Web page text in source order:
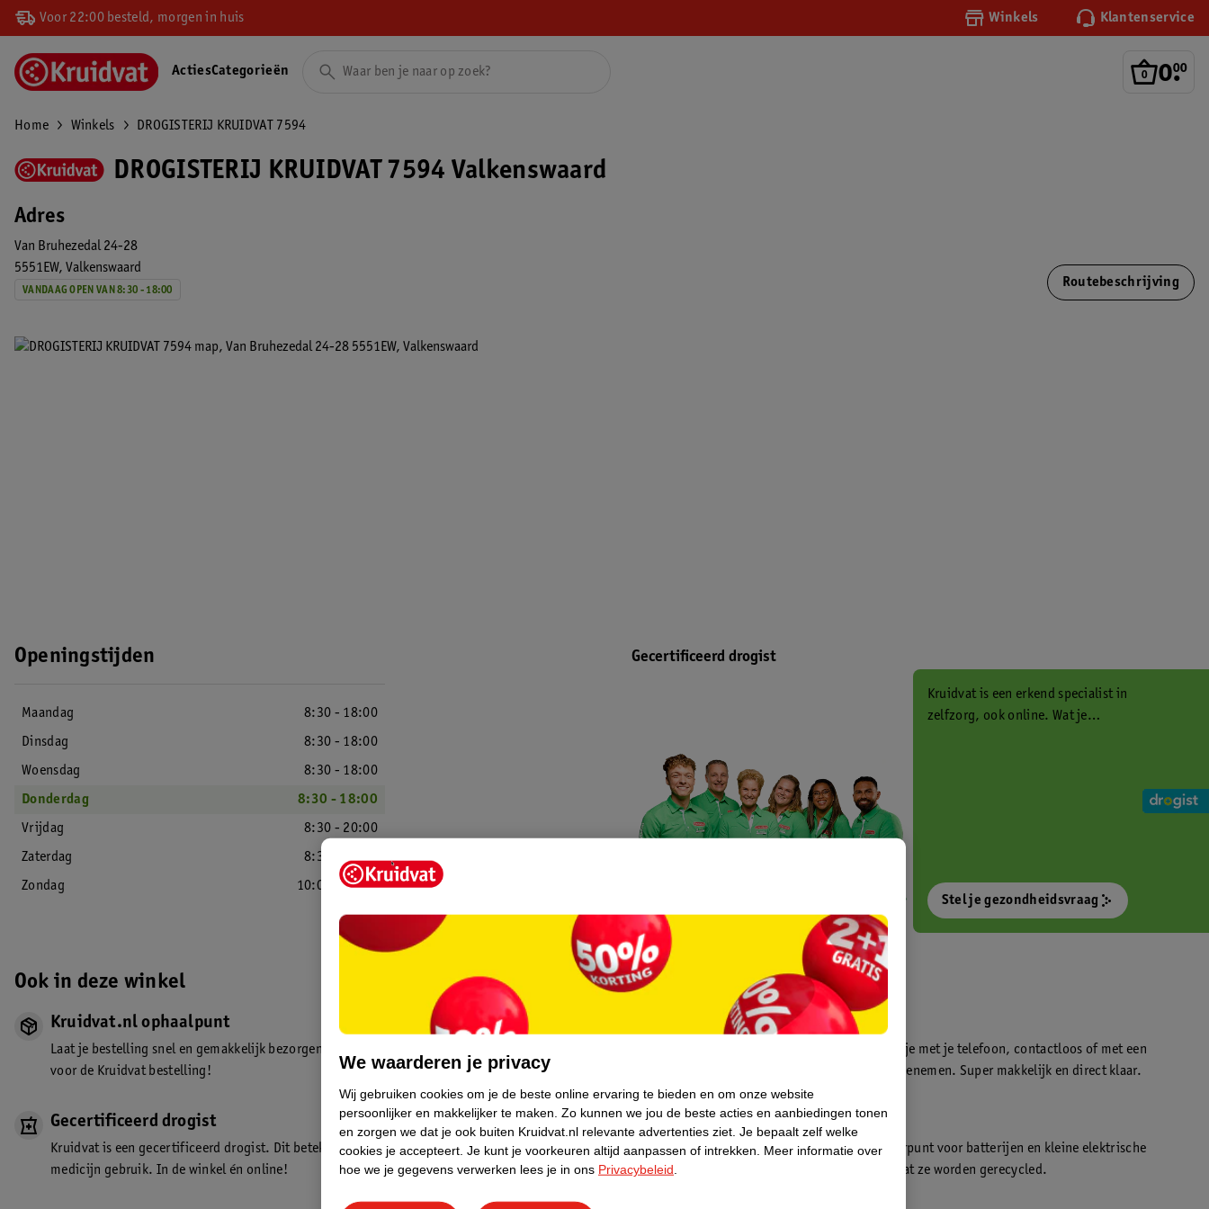
Voor 22:00 besteld, morgen in huis Winkels Klantenservice
0.
00
ActiesCategorieën
Home Winkels DROGISTERIJ KRUIDVAT 7594
DROGISTERIJ KRUIDVAT 7594 Valkenswaard
Adres
Van Bruhezedal 24-28
5551EW Valkenswaard
VANDAAG OPEN VAN 8:30 - 18:00
Routebeschrijving
Openingstijden
Maandag
8:30 - 18:00
Dinsdag
8:30 - 18:00
Woensdag
8:30 - 18:00
Donderdag
8:30 - 18:00
Vrijdag
8:30 - 20:00
Zaterdag
8:30 - 17:30
Zondag
10:00 - 17:00
Gecertificeerd drogist
Kruidvat is een erkend specialist in
zelfzorg, ook online. Wat je
Stel je gezondheidsvraag
Ook in deze winkel
Kruidvat.nl ophaalpunt
Laat je bestelling snel en gemakkelijk bezorgen in de winkel. Zo hoef je niet thuis te blijven
voor de Kruidvat bestelling!
Gecertificeerd drogist
Kruidvat is een gecertificeerd drogist. Dit betekent dat je deskundig advies krijgt over
medicijn gebruik. In de winkel én online!
Kruidvat fotokiosk
In de winkel vind je een fotokiosk waarmee je met je telefoon, contactloos of met een
geheugenkaartje, jouw foto’s direct kan meenemen. Super makkelijk en direct klaar.
WeCycle inleverpunt
In deze Kruidvat vind je een WeCycle inleverpunt voor batterijen en kleine elektrische
apparaten. Deze kan je gratis inleveren zodat ze worden gerecycled.
We waarderen je privacy
Wij gebruiken cookies om je de beste online ervaring te bieden en om onze website
persoonlijker en makkelijker te maken. Zo kunnen we jou de beste acties en aanbiedingen tonen
en zorgen we dat je ook buiten Kruidvat.nl relevante advertenties ziet. Je bepaalt zelf welke
cookies je accepteert. Je kunt je voorkeuren altijd aanpassen of intrekken.
Meer informatie over
hoe we je gegevens verwerken lees je in ons Privacybeleid